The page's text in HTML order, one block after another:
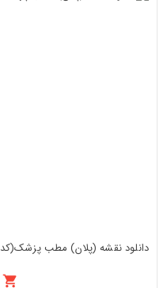
دانلود نقشه (پلان) مطب پزشک(کد3390)